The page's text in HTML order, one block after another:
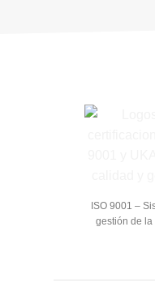
ISO 9001 –
gestión de la